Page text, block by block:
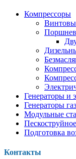
Компрессоры
Генераторы и
Генераторы
Модульные
Подготовка
Контакты